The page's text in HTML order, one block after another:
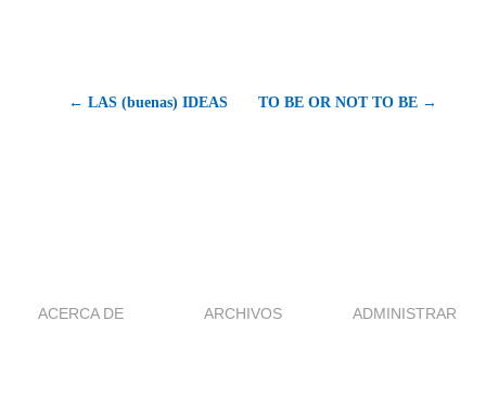
← LAS (buenas) IDEAS TO BE OR NOT TO BE →
ACERCA DE ARCHIVOS ADMINISTRAR